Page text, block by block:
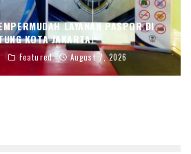
LAYANAN PASPOR DI
KOTA JAKARTA
Featured August 7, 2026